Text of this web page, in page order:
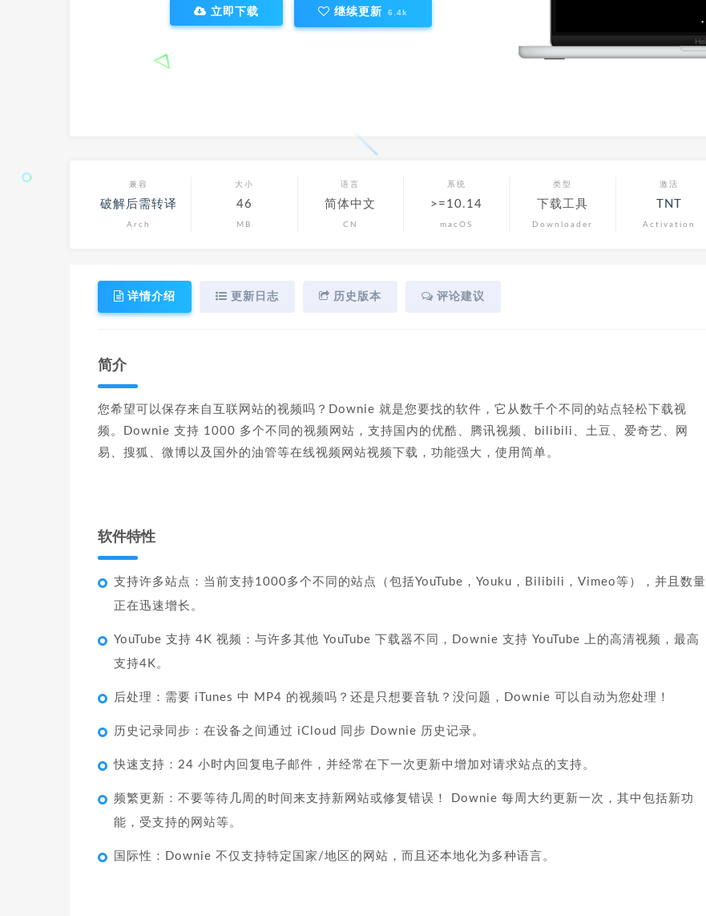
立即下载 继续更新 6.4k
兼容
破解后需转译
Arch
大小
46
MB
语言
简体中文
CN
系统
>=10.14
macOS
类型
下载工具
Downloader
激活
TNT
Activation
详情介绍 更新日志 历史版本 评论建议
简介
您希望可以保存来自互联网站的视频吗？Downie 就是您要找的软件，它从数千个不同的站点轻松下载视
频。Downie 支持 1000 多个不同的视频网站，支持国内的优酷、腾讯视频、bilibili、土豆、爱奇艺、网
易、搜狐、微博以及国外的油管等在线视频网站视频下载，功能强大，使用简单。
软件特性
支持许多站点：当前支持1000多个不同的站点（包括YouTube，Youku，Bilibili，Vimeo等），并且数量
正在迅速增长。
YouTube 支持 4K 视频：与许多其他 YouTube 下载器不同，Downie 支持 YouTube 上的高清视频，最高
支持4K。
后处理：需要 iTunes 中 MP4 的视频吗？还是只想要音轨？没问题，Downie 可以自动为您处理！
历史记录同步：在设备之间通过 iCloud 同步 Downie 历史记录。
快速支持：24 小时内回复电子邮件，并经常在下一次更新中增加对请求站点的支持。
频繁更新：不要等待几周的时间来支持新网站或修复错误！ Downie 每周大约更新一次，其中包括新功
能，受支持的网站等。
国际性：Downie 不仅支持特定国家/地区的网站，而且还本地化为多种语言。